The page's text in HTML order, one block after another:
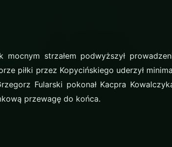
strzałem podwyższył
piłki przez Kopycińskiego uderzył
Fularski pokonał Kacpra
przewagę do końca.